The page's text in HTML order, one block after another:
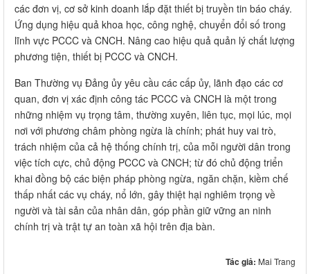
các đơn vị, cơ sở kinh doanh lắp đặt thiết bị truyền tin báo cháy.
Ứng dụng hiệu quả khoa học, công nghệ, chuyển đổi số trong
lĩnh vực PCCC và CNCH. Nâng cao hiệu quả quản lý chất lượng
phương tiện, thiết bị PCCC và CNCH.
Ban Thường vụ Đảng ủy yêu cầu các cấp ủy, lãnh đạo các cơ
quan, đơn vị xác định công tác PCCC và CNCH là một trong
những nhiệm vụ trọng tâm, thường xuyên, liên tục, mọi lúc, mọi
nơi với phương châm phòng ngừa là chính; phát huy vai trò,
trách nhiệm của cả hệ thống chính trị, của mỗi người dân trong
việc tích cực, chủ động PCCC và CNCH; từ đó chủ động triển
khai đồng bộ các biện pháp phòng ngừa, ngăn chặn, kiềm chế
thấp nhất các vụ cháy, nổ lớn, gây thiệt hại nghiêm trọng về
người và tài sản của nhân dân, góp phần giữ vững an ninh
chính trị và trật tự an toàn xã hội trên địa bàn.
Tác giả: Mai Trang